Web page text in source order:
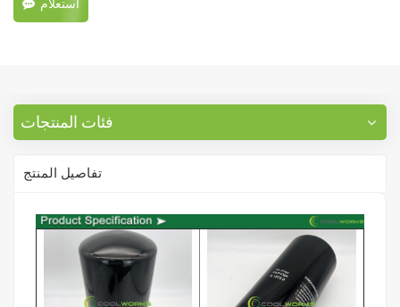
فئات المنتجات
تفاصيل المنتج